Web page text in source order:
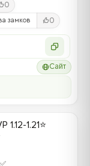
0
замков 0
Сайт
1.21⭐